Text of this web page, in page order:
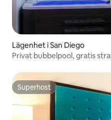
Lägenhet i San Diego
Privat bubbelpool, gratis
Superhost
Superhost